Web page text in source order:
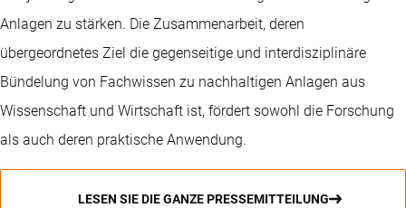
Anlagen zu stärken. Die Zusammenarbeit, deren
übergeordnetes Ziel die gegenseitige und interdisziplinäre
Bündelung von Fachwissen zu nachhaltigen Anlagen aus
Wissenschaft und Wirtschaft ist, fördert sowohl die Forschung
als auch deren praktische Anwendung.
LESEN SIE DIE GANZE PRESSEMITTEILUNG